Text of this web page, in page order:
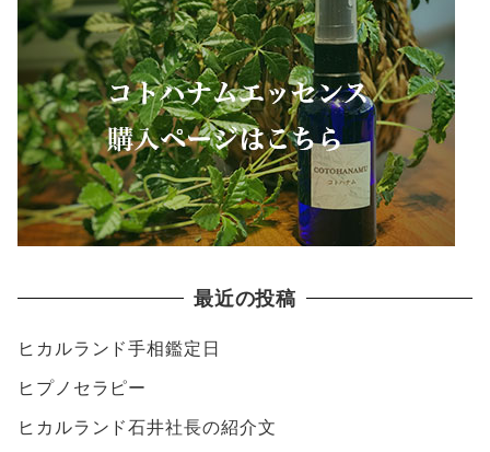
最近の投稿
ヒカルランド手相鑑定日
ヒプノセラピー
ヒカルランド石井社長の紹介文